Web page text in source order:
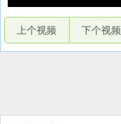
上个视频 下个视频